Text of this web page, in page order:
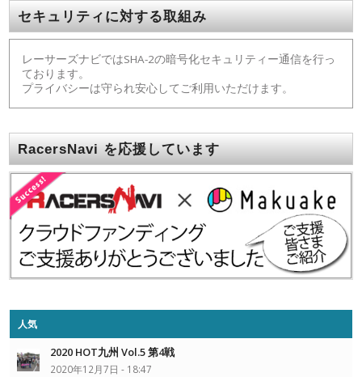
セキュリティに対する取組み
レーサーズナビではSHA-2の暗号化セキュリティー通信を行っ
ております。
プライバシーは守られ安心してご利用いただけます。
RacersNavi を応援しています
人気
2020 HOT九州 Vol.5 第4戦
2020年12月7日 - 18:47